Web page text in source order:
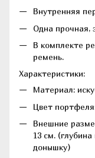
Внутренняя
Одна прочная,
В комплекте
ремень.
Характеристики:
Материал:
Цвет
Внешние
13 см.
донышку)